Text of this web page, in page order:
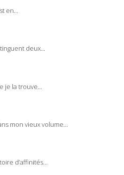
en...
deux...
la trouve...
mon vieux volume...
d’affinités...